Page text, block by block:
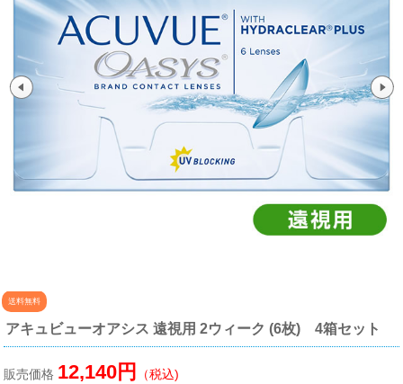
送料無料
アキュビューオアシス 遠視用 2ウィーク (6枚) 4箱セット
販売価格 12,140円 （税込)